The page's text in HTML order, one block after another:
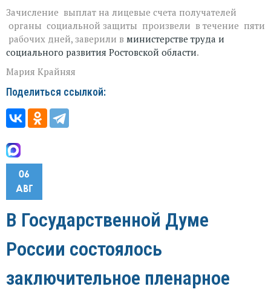
Зачисление выплат на лицевые счета получателей
органы социальной защиты произвели в течение пяти
рабочих дней, заверили в министерстве труда и
социального развития Ростовской области.
Мария Крайняя
Поделиться ссылкой:
06
АВГ
В Государственной Думе
России состоялось
заключительное пленарное